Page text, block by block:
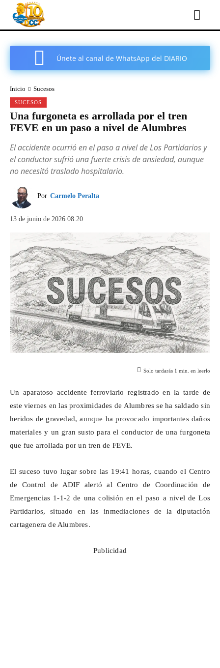
Únete al canal de WhatsApp del DIARIO
Inicio Sucesos
SUCESOS
Una furgoneta es arrollada por el tren
FEVE en un paso a nivel de Alumbres
El accidente ocurrió en el paso a nivel de Los Partidarios y
el conductor sufrió una fuerte crisis de ansiedad, aunque
no necesitó traslado hospitalario.
Por Carmelo Peralta
13 de junio de 2026 08:20
Solo tardarás 1 min. en leerlo
Un aparatoso accidente ferroviario registrado en la tarde de
este viernes en las proximidades de Alumbres se ha saldado sin
heridos de gravedad, aunque ha provocado importantes daños
materiales y un gran susto para el conductor de una furgoneta
que fue arrollada por un tren de FEVE.
El suceso tuvo lugar sobre las 19:41 horas, cuando el Centro
de Control de ADIF alertó al Centro de Coordinación de
Emergencias 1-1-2 de una colisión en el paso a nivel de Los
Partidarios, situado en las inmediaciones de la diputación
cartagenera de Alumbres.
Publicidad